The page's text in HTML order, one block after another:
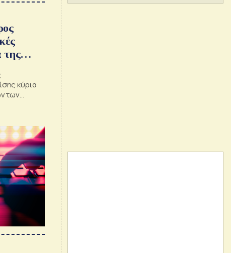
της
κύρια
των